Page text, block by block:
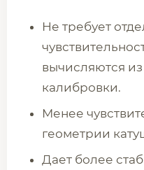
Не требует
вычисляются
калибровки.
Менее
геометрии
Дает более